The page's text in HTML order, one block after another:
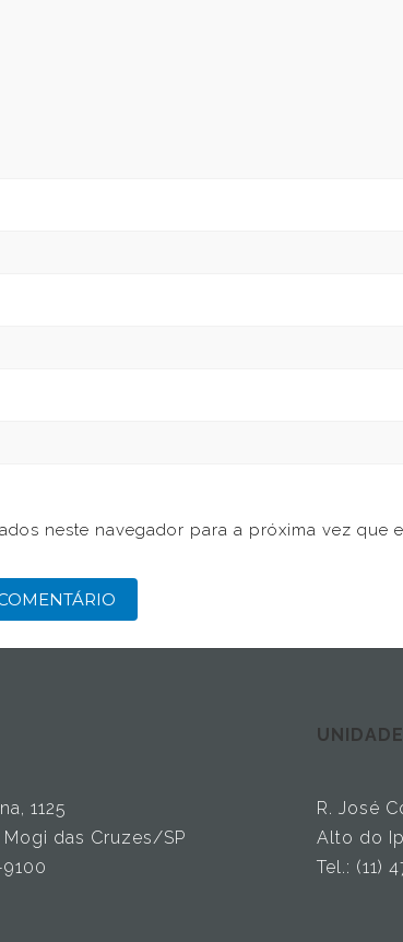
neste navegador para a próxima vez que
1125
das Cruzes/SP
9100
R. José
Alto do
Tel.: (11)